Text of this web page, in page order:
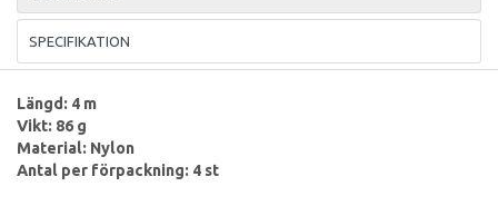
SPECIFIKATION
Längd: 4 m
Vikt: 86 g
Material: Nylon
Antal per förpackning: 4 st